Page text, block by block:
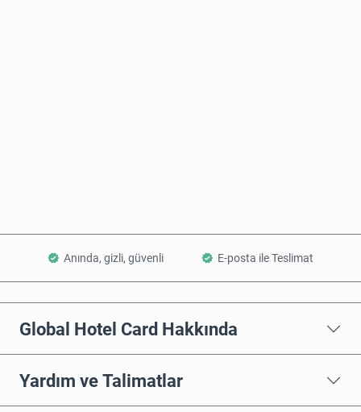
Anında, gizli, güvenli E-posta ile Teslimat
Global Hotel Card Hakkında
Yardım ve Talimatlar